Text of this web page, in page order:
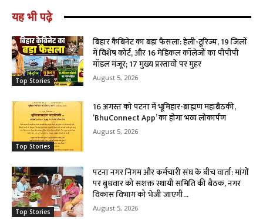
यह भी पढ़े
Top Stories
बिहार कैबिनेट का बड़ा फैसला: हेली-टूरिज्म, 19 जिलों
में विशेष कोर्ट, और 16 मेडिकल कॉलेजों का पीपीपी
मॉडल मंजूर; 17 मुख्य प्रस्तावों पर मुहर
August 5, 2026
Top Stories
16 अगस्त को पटना में भूमिहार-ब्राह्मण महाबैठकी,
‘BhuConnect App’ का होगा भव्य लोकार्पण
August 5, 2026
Top Stories
पटना नगर निगम और कर्मचारी संघ के बीच वार्ता: मांगों
पर बुधवार को सशक्त स्थायी समिति की बैठक, नगर
विकास विभाग को भेजी जाएगी...
August 5, 2026